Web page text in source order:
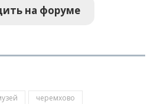
на форуме
черемхово